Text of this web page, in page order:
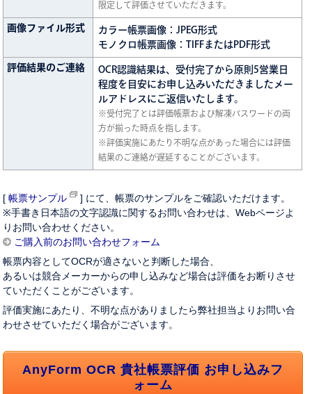
限定して評価させていただきます。
画像ファイル形式
カラー帳票画像：JPEG形式
モノクロ帳票画像：TIFFまたはPDF形式
評価結果のご連絡
OCR認識結果は、受付完了から原則5営業日
程度を目安にお申し込みいただきましたメー
ルアドレスにご返信いたします。
※受付完了とは評価帳票および解凍パスワードの両
方が揃った時点を指します。
※評価実施にあたり不明な点があった場合には評価
結果のご連絡が遅延することがございます。
[帳票サンプル
] にて、帳票のサンプルをご確認いただけます。
※手書き日本語の文字認識に関するお問い合わせは、Webページよ
りお問い合わせください。
ご購入前のお問い合わせフォーム
帳票内容としてOCRが適さないと判断した場合、
あるいは競合メーカーからの申し込みなど場合は評価をお断りさせ
ていただくことがございます。
評価実施にあたり、不明な点がありましたら弊社担当よりお問い合
わせさせていただく場合がございます。
AnyForm OCR 貴社帳票評価 お申し込みフ
ォーム